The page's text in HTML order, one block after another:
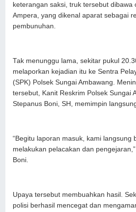
keterangan saksi, truk tersebut dibawa
Ampera, yang dikenal aparat sebagai
pembunuhan.
Tak menunggu lama, sekitar pukul
melaporkan kejadian itu ke Sentra
(SPK) Polsek Sungai Ambawang.
tersebut, Kanit Reskrim Polsek Sungai
Stepanus Boni, SH, memimpin
“Begitu laporan masuk, kami langsung
melakukan pelacakan dan
Boni.
Upaya tersebut membuahkan hasil.
polisi berhasil mencegat dan